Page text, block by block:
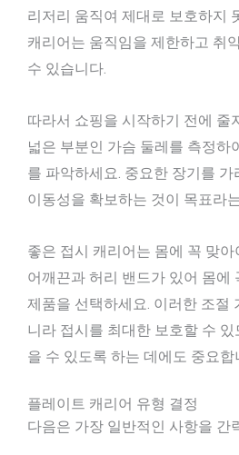
리저리 움직여 제대로 보호하지
캐리어는 움직임을 제한하고 취
수 있습니다.
따라서 쇼핑을 시작하기 전에 줄
넓은 부분인 가슴 둘레를 측정하
를 파악하세요. 중요한 장기를
이동성을 확보하는 것이 목표라
좋은 접시 캐리어는 몸에 꼭 맞
어깨끈과 허리 밴드가 있어 몸에
제품을 선택하세요. 이러한 조절
니라 접시를 최대한 보호할 수
을 수 있도록 하는 데에도 중요합
플레이트 캐리어 유형 결정
다음은 가장 일반적인 사항을 간